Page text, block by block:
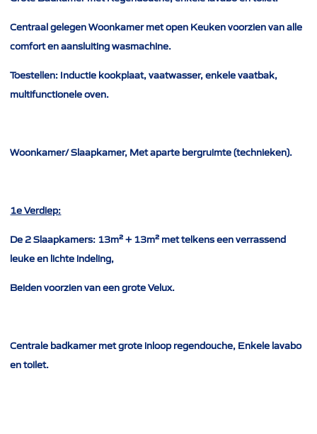
Centraal gelegen Woonkamer met open Keuken voorzien van alle
comfort en aansluiting wasmachine.
Toestellen: Inductie kookplaat, vaatwasser, enkele vaatbak,
multifunctionele oven.
Woonkamer/ Slaapkamer, Met aparte bergruimte (technieken).
1e Verdiep:
De 2 Slaapkamers: 13m² + 13m² met telkens een verrassend
leuke en lichte indeling,
Beiden voorzien van een grote Velux.
Centrale badkamer met grote inloop regendouche, Enkele lavabo
en toilet.